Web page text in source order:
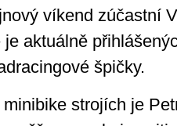
víkend zúčastní
aktuálně
špičky.
strojích je